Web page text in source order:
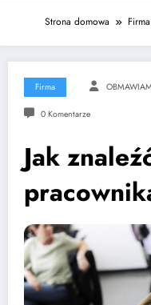
Strona domowa Firma
Firma
0 Komentarze
Jak